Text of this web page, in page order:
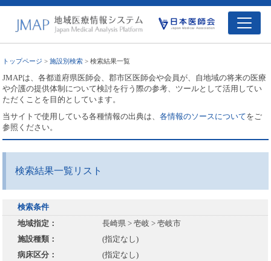
トップページ >施設別検索 > 検索結果一覧
JMAPは、各都道府県医師会、郡市区医師会や会員が、自地域の将来の医療
や介護の提供体制について検討を行う際の参考、ツールとして活用してい
ただくことを目的としています。
当サイトで使用している各種情報の出典は、各情報のソースについてをご
参照ください。
検索結果一覧リスト
検索条件
地域指定：
長崎県 > 壱岐 > 壱岐市
施設種類：
(指定なし)
病床区分：
(指定なし)